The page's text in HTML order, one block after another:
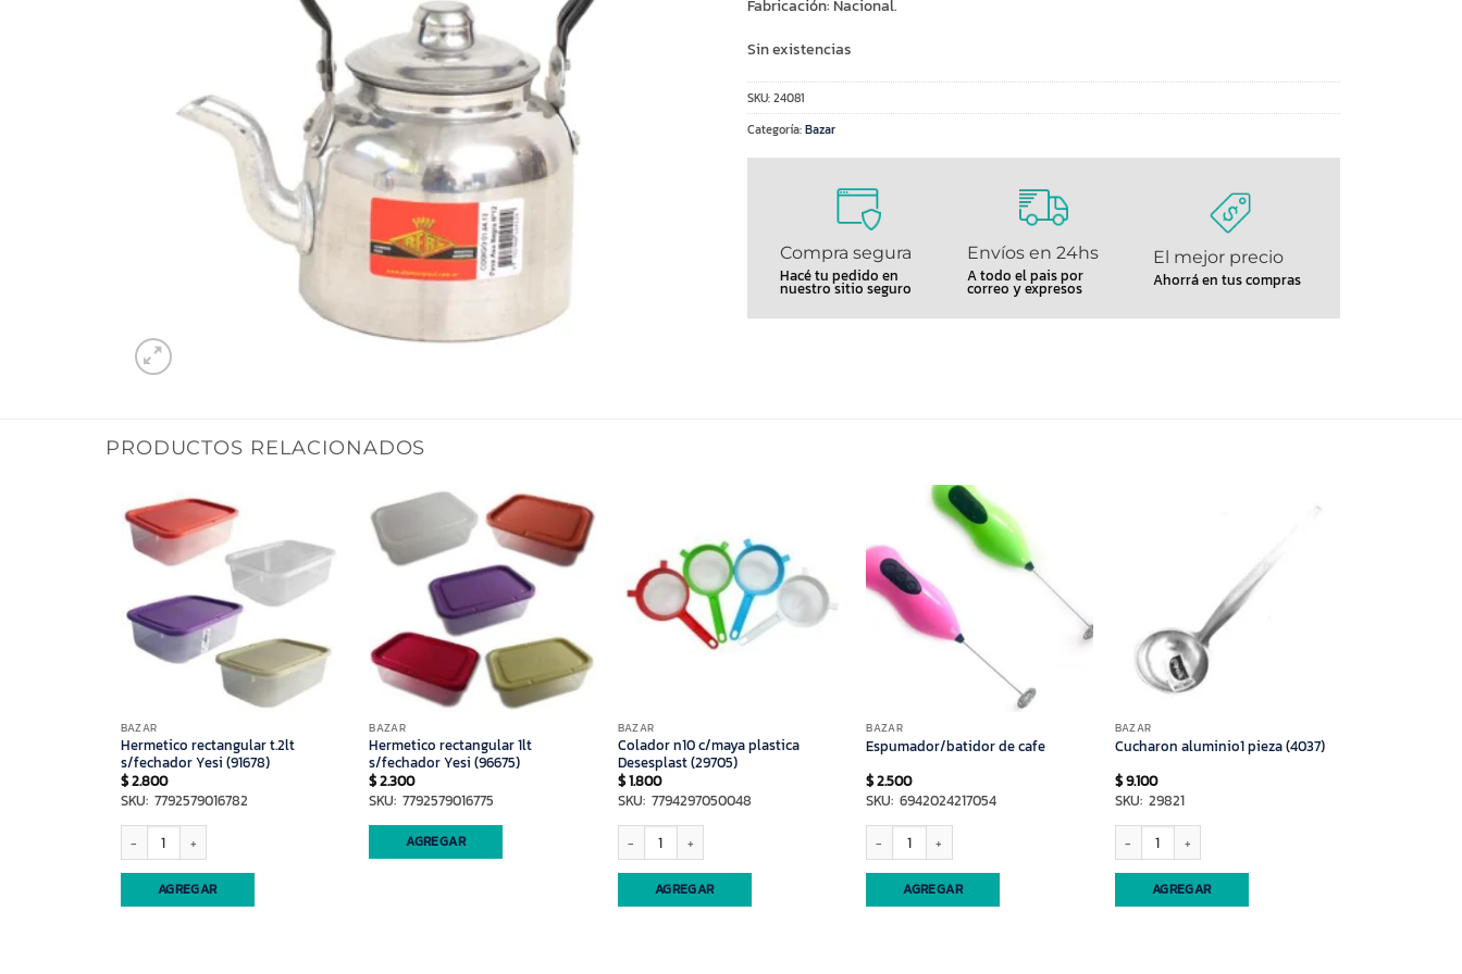
Fabricación: Nacional.
Sin existencias
SKU:24081
Categoría:Bazar
Compra segura
Hacé tu pedido en
nuestro sitio seguro
Envíos en 24hs
A todo el pais por
correo y expresos
El mejor precio
Ahorrá en tus compras
PRODUCTOS RELACIONADOS
BAZAR
Hermetico rectangular t.2lt
s/fechador Yesi (91678)
$2.800
SKU: 7792579016782
Hermetico rectangular t.2lt s/fechador Yesi (91678) cantidad
AGREGAR
BAZAR
Hermetico rectangular 1lt
s/fechador Yesi (96675)
$2.300
SKU: 7792579016775
AGREGAR
BAZAR
Colador n10 c/maya plastica
Desesplast (29705)
$1.800
SKU: 7794297050048
Colador n10 c/maya plastica Desesplast (29705) cantidad
AGREGAR
BAZAR
Espumador/batidor de cafe
$2.500
SKU: 6942024217054
Espumador/batidor de cafe cantidad
AGREGAR
BAZAR
Cucharon aluminio1 pieza (4037)
$9.100
SKU: 29821
Cucharon aluminio1 pieza (4037) cantidad
AGREGAR